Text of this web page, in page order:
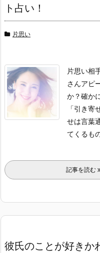
ト占い！
片思い
片思い相
さんアピ
か？確か
「引き
せは言葉
てくるも
記事を読む
彼氏のことが好きか